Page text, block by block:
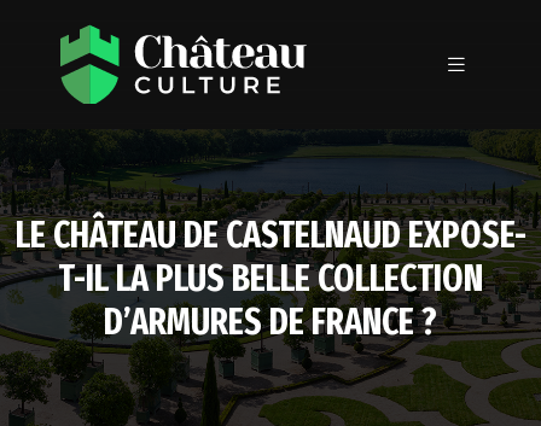
LE CHÂTEAU DE CASTELNAUD EXPOSE-
T-IL LA PLUS BELLE COLLECTION
D’ARMURES DE FRANCE ?